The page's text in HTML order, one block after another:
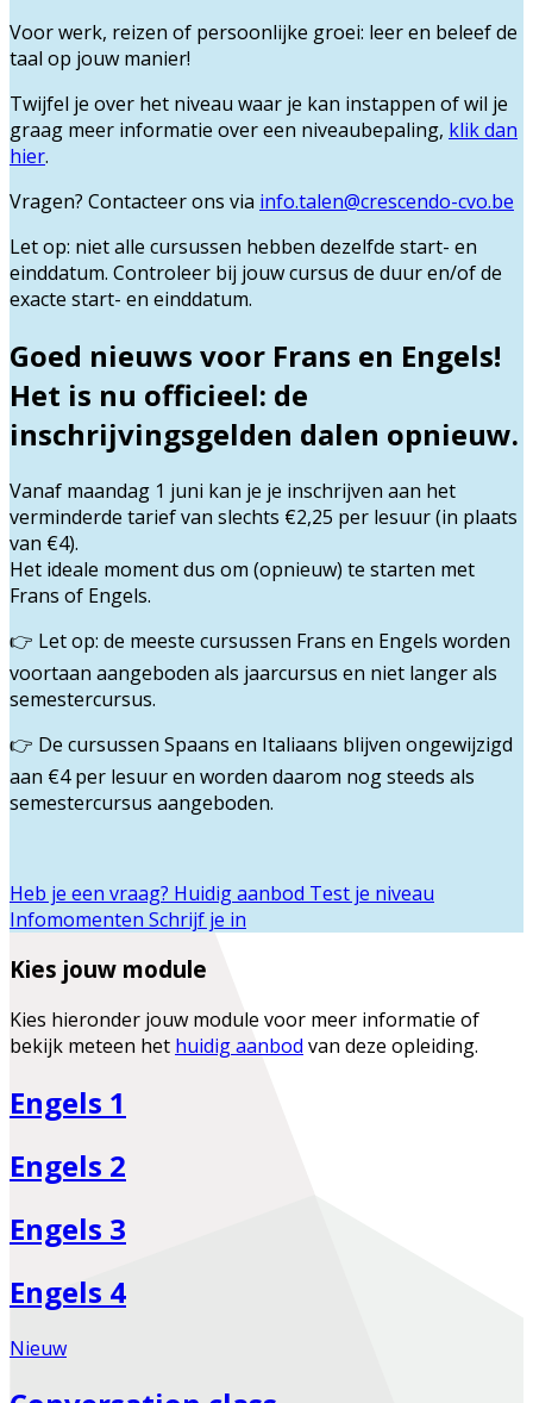
Voor werk, reizen of persoonlijke groei: leer en beleef de
taal op jouw manier!
Twijfel je over het niveau waar je kan instappen of wil je
graag meer informatie over een niveaubepaling, klik dan
hier.
Vragen? Contacteer ons via info.talen@crescendo-cvo.be
Let op: niet alle cursussen hebben dezelfde start- en
einddatum. Controleer bij jouw cursus de duur en/of de
exacte start- en einddatum.
Goed nieuws voor Frans en Engels!
Het is nu officieel: de
inschrijvingsgelden dalen opnieuw.
Vanaf maandag 1 juni kan je je inschrijven aan het
verminderde tarief van slechts €2,25 per lesuur(in plaats
van €4).
Het ideale moment dus om (opnieuw) te starten met
Frans of Engels.
👉 Let op: de meeste cursussen Frans en Engels worden
voortaan aangeboden als jaarcursus en niet langer als
semestercursus.
👉 De cursussen Spaans en Italiaans blijven ongewijzigd
aan €4 per lesuuren worden daarom nog steeds als
semestercursus aangeboden.
Heb je een vraag? Huidig aanbod Test je niveau
Infomomenten Schrijf je in
Kies jouw module
Kies hieronder jouw module voor meer informatie of
bekijk meteen het huidig aanbod van deze opleiding.
Engels 1
Engels 2
Engels 3
Engels 4
Nieuw